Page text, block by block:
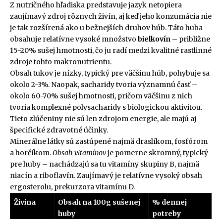
Z nutričného hľadiska predstavuje jazyk netopiera
zaujímavý zdroj rôznych živín, aj keď jeho konzumácia nie
je tak rozšírená ako u bežnejších druhov húb. Táto huba
obsahuje relatívne vysoké množstvo bielkovín – približne
15-20% sušej hmotnosti, čo ju radí medzi kvalitné rastlinné
zdroje tohto makronutrientu.
Obsah tukov je nízky, typický pre väčšinu húb, pohybuje sa
okolo 2-3%. Naopak, sacharidy tvoria významnú časť –
okolo 60-70% sušej hmotnosti, pričom väčšinu z nich
tvoria komplexné polysacharidy s biologickou aktivitou.
Tieto zlúčeniny nie sú len zdrojom energie, ale majú aj
špecifické zdravotné účinky.
Minerálne látky sú zastúpené najmä draslíkom, fosfórom
a horčíkom.Obsah vitamínovje pomerne skromný, typický
pre huby – nachádzajú sa tu vitamíny skupiny B, najmä
niacín a riboflavín. Zaujímavý je relatívne vysoký obsah
ergosterolu, prekurzora vitamínu D.
Živina
Obsah na 100g sušenej
huby
% dennej
potreby